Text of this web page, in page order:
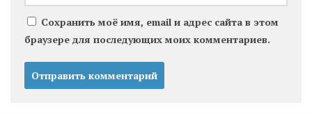
Сохранить моё имя, email и адрес сайта в этом
браузере для последующих моих комментариев.